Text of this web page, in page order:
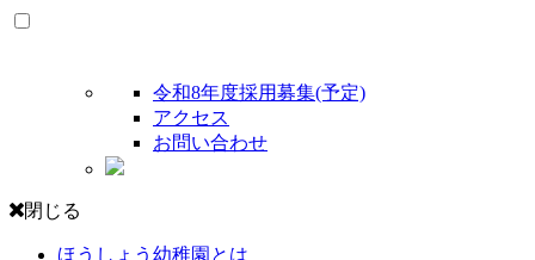
令和8年度採用募集(予定)
アクセス
お問い合わせ
閉じる
ほうしょう幼稚園とは